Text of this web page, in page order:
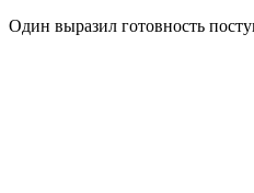
Один выразил готовность